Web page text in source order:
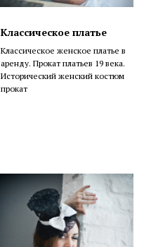
Классическое платье
Классическое женское платье в
аренду. Прокат платьев 19 века.
Исторический женский костюм
прокат